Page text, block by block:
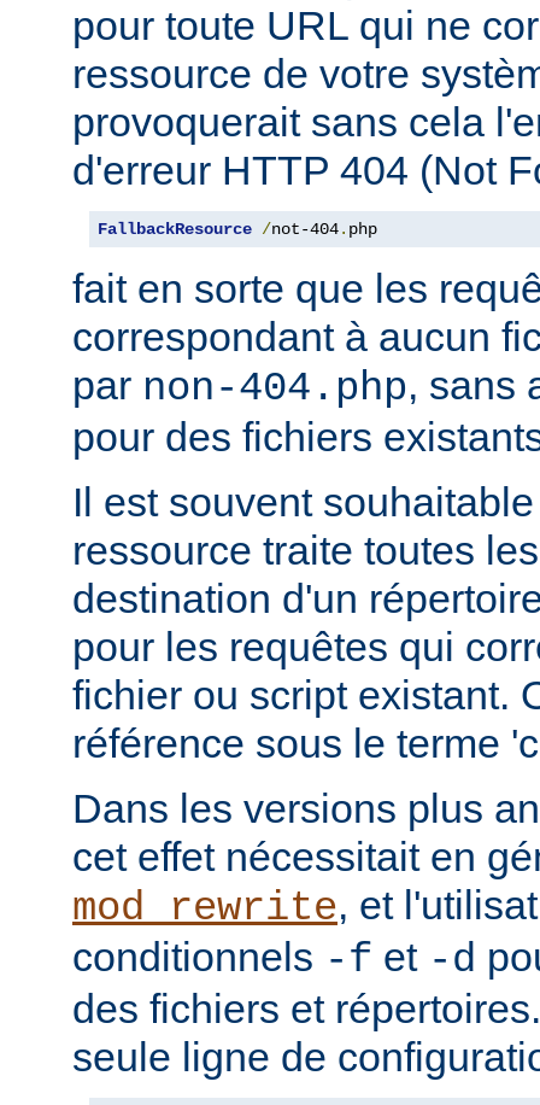
pour toute URL qui ne
ressource de votre
provoquerait sans cela
d'erreur HTTP 404 (Not
FallbackResource /not-404. php
fait en sorte que les
correspondant à aucun
par non-404.php, sans
pour des fichiers
Il est souvent
ressource traite toutes
destination d'un
pour les requêtes qui
fichier ou script existant.
référence sous le terme
Dans les versions plus
cet effet nécessitait en
mod_rewrite, et
conditionnels -f et -d
des fichiers et
seule ligne de